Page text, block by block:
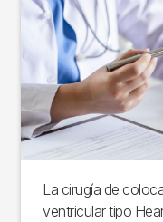
La cirugía de
ventricular tipo